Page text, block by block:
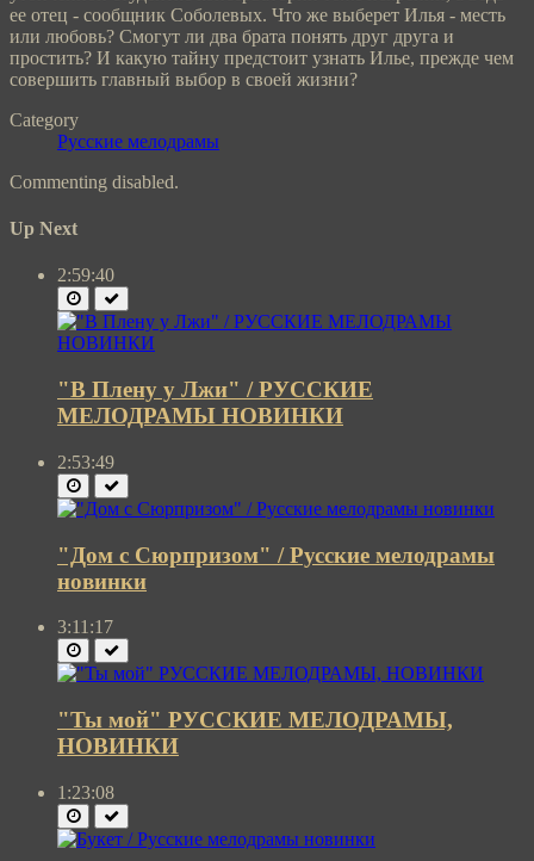
ее отец - сообщник Соболевых. Что же выберет Илья - месть
или любовь? Смогут ли два брата понять друг друга и
простить? И какую тайну предстоит узнать Илье, прежде чем
совершить главный выбор в своей жизни?
Category
Русские мелодрамы
Commenting disabled.
Up Next
2:59:40
"В Плену у Лжи" / РУССКИЕ
МЕЛОДРАМЫ НОВИНКИ
2:53:49
"Дом с Сюрпризом" / Русские мелодрамы
новинки
3:11:17
"Ты мой" РУССКИЕ МЕЛОДРАМЫ,
НОВИНКИ
1:23:08